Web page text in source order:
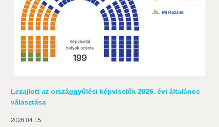
Lezajlott az országgyűlési képviselők 2026. évi általános
választása
2026.04.15.